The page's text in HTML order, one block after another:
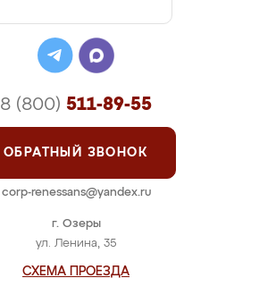
г. Озеры
ул. Ленина, 35
СХЕМА ПРОЕЗДА
8 (800) 511-89-55
ОБРАТНЫЙ ЗВОНОК
corp-renessans@yandex.ru